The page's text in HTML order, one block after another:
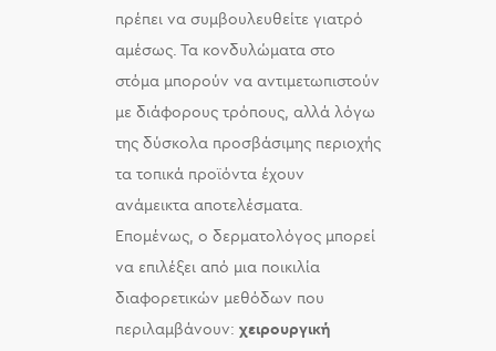
πρέπει να συμβουλευθείτε γιατρό
αμέσως. Τα κονδυλώματα στο
στόμα μπορούν να αντιμετωπιστούν
με διάφορους τρόπους, αλλά λόγω
της δύσκολα προσβάσιμης περιοχής
τα τοπικά προϊόντα έχουν
ανάμεικτα αποτελέσματα.
Επομένως, ο δερματολόγος μπορεί
να επιλέξει από μια ποικιλία
διαφορετικών μεθόδων που
περιλαμβάνουν: χειρουργική